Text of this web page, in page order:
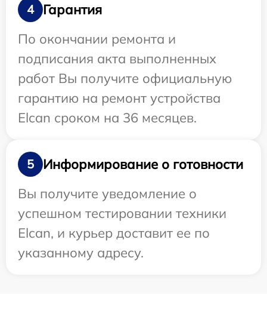
4
Гарантия
По окончании ремонта и
подписания акта выполненных
работ Вы получите официальную
гарантию на ремонт устройства
Elcan сроком на 36 месяцев.
5
Информирование о готовности
Вы получите уведомление о
успешном тестировании техники
Elcan, и курьер доставит ее по
указанному адресу.